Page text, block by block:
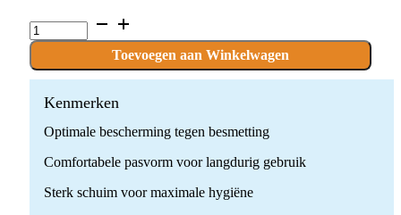
Septol
Handschoenen
Toevoegen aan Winkelwagen
Kenmerken
Optimale bescherming tegen besmetting
Comfortabele pasvorm voor langdurig gebruik
Sterk schuim voor maximale hygiëne